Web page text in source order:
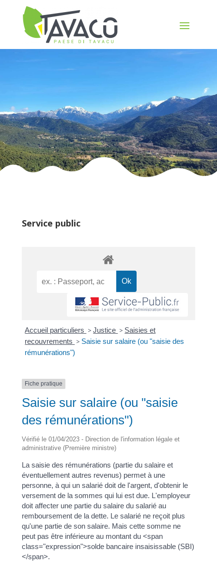
Service public
Accueil particuliers > Justice > Saisies et
recouvrements > Saisie sur salaire (ou "saisie des
rémunérations")
Fiche pratique
Saisie sur salaire (ou "saisie
des rémunérations")
Vérifié le 01/04/2023 - Direction de l'information légale et
administrative (Première ministre)
La saisie des rémunérations (partie du salaire et
éventuellement autres revenus) permet à une
personne, à qui un salarié doit de l'argent, d'obtenir le
versement de la sommes qui lui est due. L'employeur
doit affecter une partie du salaire du salarié au
remboursement de la dette. Le salarié ne reçoit plus
qu'une partie de son salaire. Mais cette somme ne
peut pas être inférieure au montant du <span
class="expression">solde bancaire insaisissable (SBI)
</span>.